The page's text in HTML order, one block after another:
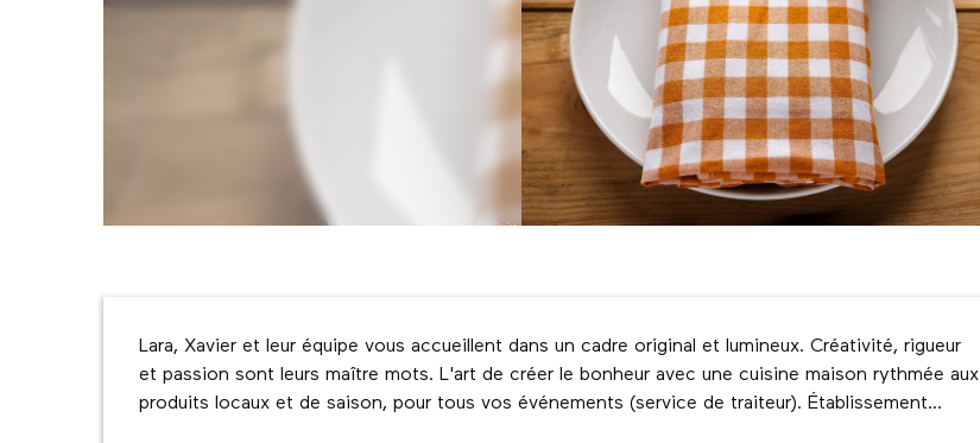
Description
Lara, Xavier et leur équipe vous accueillent dans un cadre original et lumineux. Créativité, rigueur
et passion sont leurs maître mots. L'art de créer le bonheur avec une cuisine maison rythmée aux
produits locaux et de saison, pour tous vos événements (service de traiteur). Établissement...